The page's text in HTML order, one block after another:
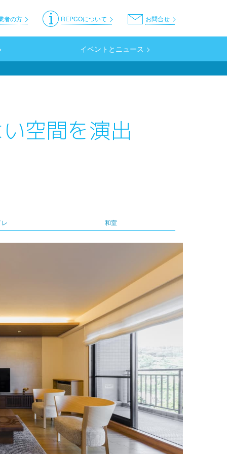
お問合せ
REPCOについて
者の方
イベントとニュース
空間を演出
和室